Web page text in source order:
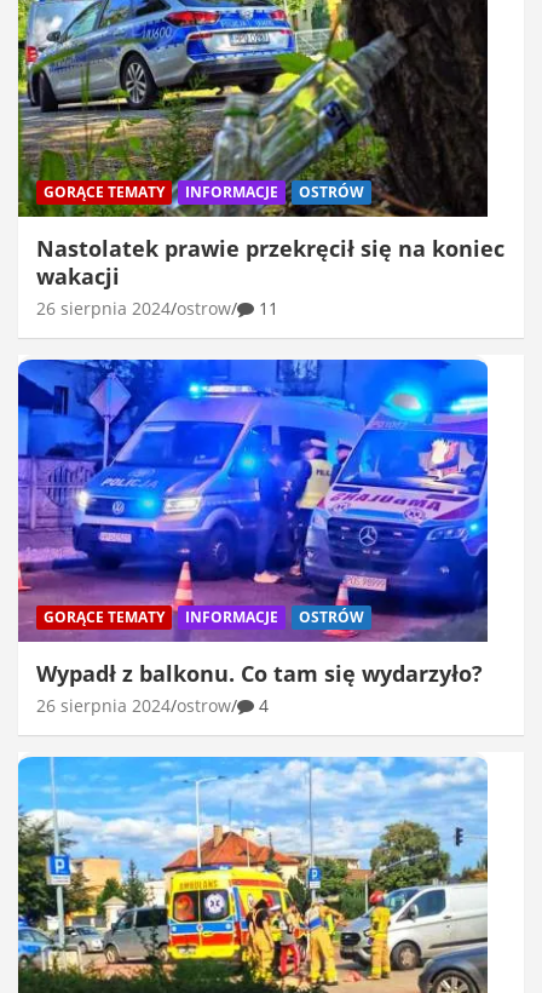
GORĄCE TEMATY INFORMACJE OSTRÓW
Nastolatek prawie przekręcił się na koniec
wakacji
26 sierpnia 2024 ostrow 11
GORĄCE TEMATY INFORMACJE OSTRÓW
Wypadł z balkonu. Co tam się wydarzyło?
26 sierpnia 2024 ostrow 4